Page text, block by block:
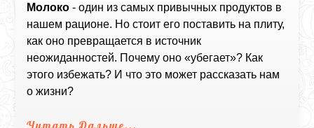
Молоко - один из самых привычных продуктов в
нашем рационе. Но стоит его поставить на плиту,
как оно превращается в источник
неожиданностей. Почему оно «убегает»? Как
этого избежать? И что это может рассказать нам
о жизни?
Читать Дальше...